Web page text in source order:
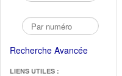
Recherche Avancée
LIENS UTILES :